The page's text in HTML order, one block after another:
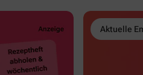
Aktuelle